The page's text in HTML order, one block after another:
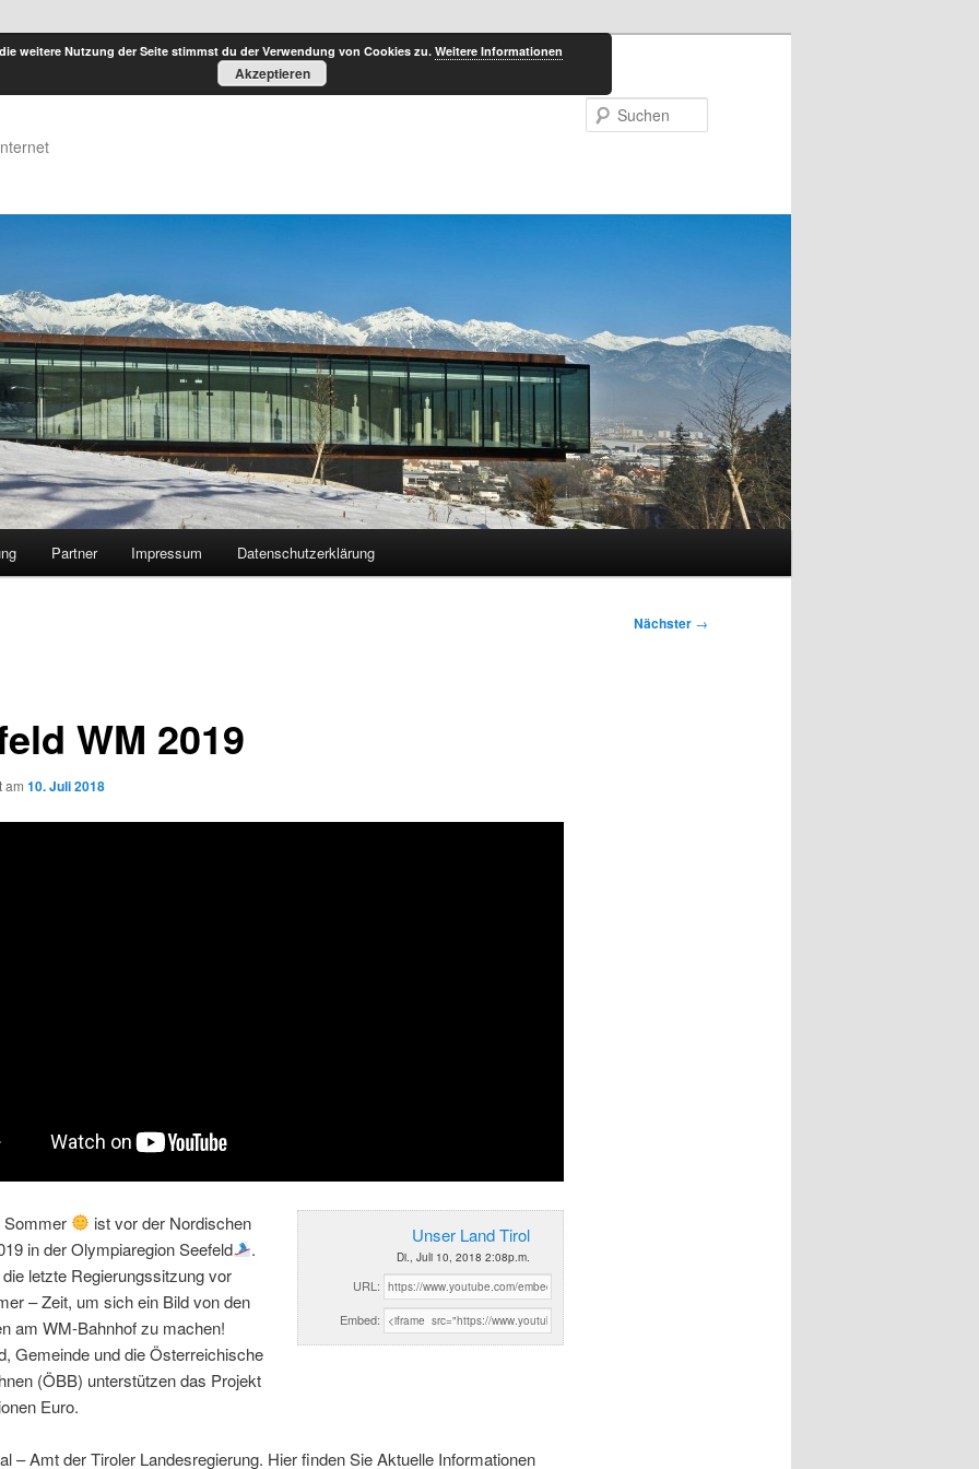
Partner Impressum Datenschutzerklärung
Nächster →
WM 2019
am 10. Juli 2018
Unser Land Tirol
Di., Juli 10, 2018 2:08p.m.
URL:
Embed:
Sommer
ist vor der Nordischen
in der Olympiaregion Seefeld
.
letzte Regierungssitzung vor
– Zeit, um sich ein Bild von den
am WM-Bahnhof zu machen!
Gemeinde und die Österreichische
(ÖBB) unterstützen das Projekt
Euro.
– Amt der Tiroler Landesregierung. Hier finden Sie Aktuelle Informationen
weitere Nutzung der Seite stimmst du der Verwendung von Cookies zu. Weitere Informationen
Akzeptieren